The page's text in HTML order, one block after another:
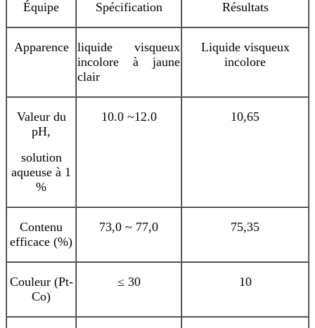
Équipe Spécification Résultats
Apparence
liquide visqueux
incolore à jaune
clair
Liquide visqueux
incolore
Valeur du
pH,
solution
aqueuse à 1
%
10.0 ~12.0 10,65
Contenu
efficace (%)
73,0 ~ 77,0 75,35
Couleur (Pt-
Co)
≤ 30 10